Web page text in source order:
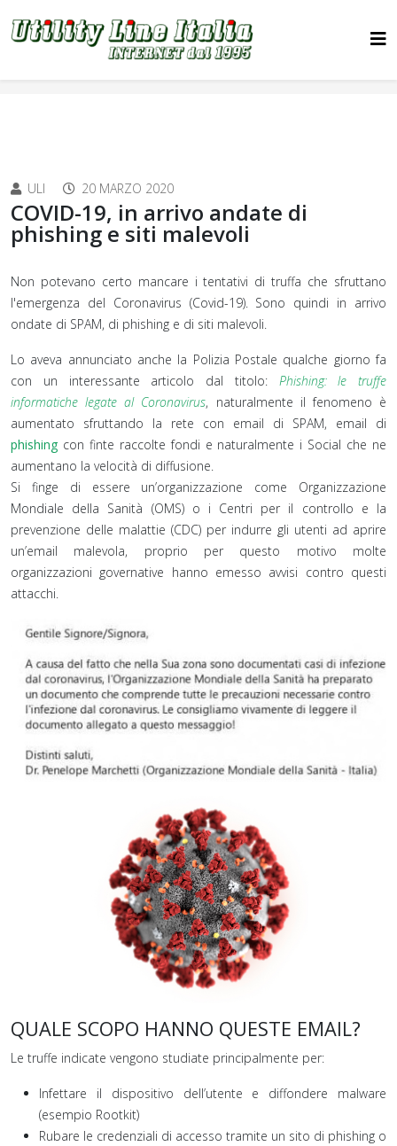
ULI 20 MARZO 2020
COVID-19, in arrivo andate di
phishing e siti malevoli
Non potevano certo mancare i tentativi di truffa che sfruttano
l'emergenza del Coronavirus (Covid-19). Sono quindi in arrivo
ondate di SPAM, di phishing e di siti malevoli.
Lo aveva annunciato anche la Polizia Postale qualche giorno fa
con un interessante articolo dal titolo: Phishing: le truffe
informatiche legate al Coronavirus, naturalmente il fenomeno è
aumentato sfruttando la rete con email di SPAM, email di
phishing con finte raccolte fondi e naturalmente i Social che ne
aumentano la velocità di diffusione.
Si finge di essere un’organizzazione come Organizzazione
Mondiale della Sanità (OMS) o i Centri per il controllo e la
prevenzione delle malattie (CDC) per indurre gli utenti ad aprire
un’email malevola, proprio per questo motivo molte
organizzazioni governative hanno emesso avvisi contro questi
attacchi.
QUALE SCOPO HANNO QUESTE EMAIL?
Le truffe indicate vengono studiate principalmente per:
Infettare il dispositivo dell’utente e diffondere malware
(esempio Rootkit)
Rubare le credenziali di accesso tramite un sito di phishing o